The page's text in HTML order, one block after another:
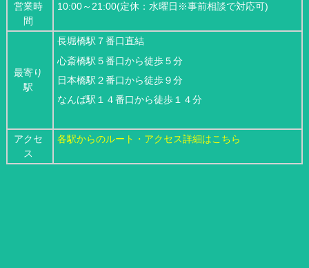
営業時
間
10:00～21:00(定休：水曜日※事前相談で対応可)
最寄り
駅
長堀橋駅７番口直結
心斎橋駅５番口から徒歩５分
日本橋駅２番口から徒歩９分
なんば駅１４番口から徒歩１４分
アクセ
ス
各駅からのルート・アクセス詳細はこちら